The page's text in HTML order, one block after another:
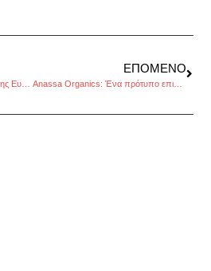
ΕΠΌΜΕΝΟ
Anassa Organics: Ένα πρότυπο επιχείρησης στον αγροδιατροφικό τομέα, συνέντευξη για το πρόγραμμα Επινήσια Ηώς